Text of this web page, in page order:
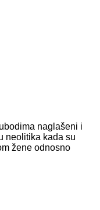
naglašeni i
neolitika kada su
žene odnosno